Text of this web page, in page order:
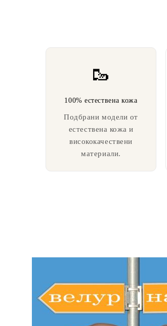
🥾
100% естествена кожа
Подбрани модели от
естествена кожа и
висококачествени
материали.